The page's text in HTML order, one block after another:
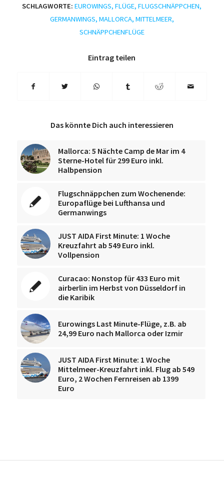
SCHLAGWORTE: EUROWINGS,FLÜGE,FLUGSCHNÄPPCHEN,
GERMANWINGS, MALLORCA, MITTELMEER,
SCHNÄPPCHENFLÜGE
Eintrag teilen
Das könnte Dich auch interessieren
Mallorca: 5 Nächte Camp de Mar im 4
Sterne-Hotel für 299 Euro inkl.
Halbpension
Flugschnäppchen zum Wochenende:
Europaflüge bei Lufthansa und
Germanwings
JUST AIDA First Minute: 1 Woche
Kreuzfahrt ab 549 Euro inkl.
Vollpension
Curacao: Nonstop für 433 Euro mit
airberlin im Herbst von Düsseldorf in
die Karibik
Eurowings Last Minute-Flüge, z.B. ab
24,99 Euro nach Mallorca oder Izmir
JUST AIDA First Minute: 1 Woche
Mittelmeer-Kreuzfahrt inkl. Flug ab 549
Euro, 2 Wochen Fernreisen ab 1399
Euro